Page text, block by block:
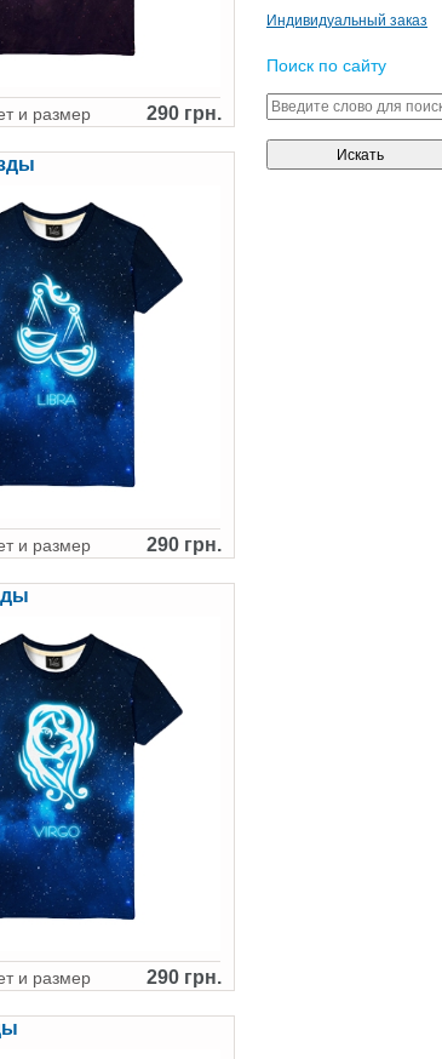
и размер 290 грн.
и размер 290 грн.
и размер 290 грн.
Индивидуальный заказ
Поиск по сайту